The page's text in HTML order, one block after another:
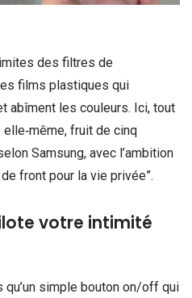
des filtres de
films plastiques qui
abîment les couleurs. Ici, tout
fruit de cinq
Samsung, avec l’ambition
front pour la vie privée”.
votre intimité
qu’un simple bouton on/off qui